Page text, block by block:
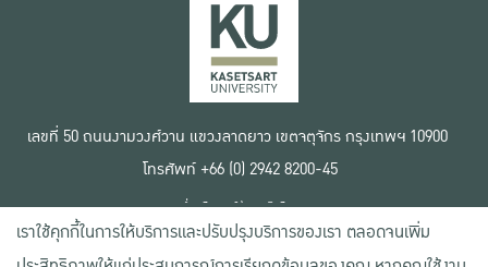
เลขที่ 50 ถนนงามวงศ์วาน แขวงลาดยาว เขตจตุจักร กรุงเทพฯ 10900
โทรศัพท์ +66 (0) 2942 8200-45
เงื่อนไขการใช้งานเว็บไซต์
ข้อตกลงด้านสิทธิ์ใช้งาน
นโยบายความเป็นส่วนตัว
เราใช้คุกกี้ในการให้บริการและปรับปรุงบริการของเรา ตลอดจนเพิ่ม